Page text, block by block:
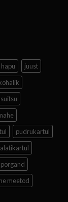
hapu
juust
pudrukartul
porgand
meetod